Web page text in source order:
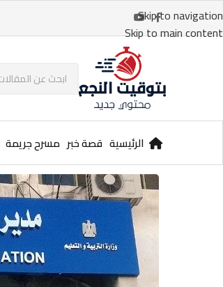
Skip to navigation
Skip to main content
الرئيسية قصة خبر مسرح جريمة